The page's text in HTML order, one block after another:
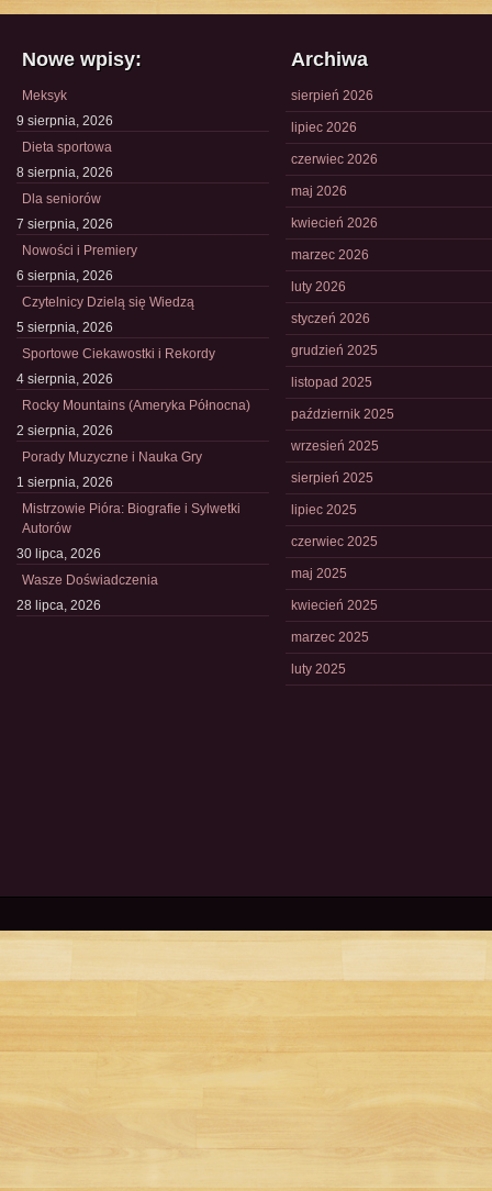
Nowe wpisy:
Meksyk
9 sierpnia, 2026
Dieta sportowa
8 sierpnia, 2026
Dla seniorów
7 sierpnia, 2026
Nowości i Premiery
6 sierpnia, 2026
Czytelnicy Dzielą się Wiedzą
5 sierpnia, 2026
Sportowe Ciekawostki i Rekordy
4 sierpnia, 2026
Rocky Mountains (Ameryka Północna)
2 sierpnia, 2026
Porady Muzyczne i Nauka Gry
1 sierpnia, 2026
Mistrzowie Pióra: Biografie i Sylwetki
Autorów
30 lipca, 2026
Wasze Doświadczenia
28 lipca, 2026
Archiwa
sierpień 2026
lipiec 2026
czerwiec 2026
maj 2026
kwiecień 2026
marzec 2026
luty 2026
styczeń 2026
grudzień 2025
listopad 2025
październik 2025
wrzesień 2025
sierpień 2025
lipiec 2025
czerwiec 2025
maj 2025
kwiecień 2025
marzec 2025
luty 2025